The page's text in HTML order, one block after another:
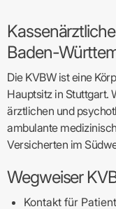
Baden-
Die KVBW ist eine
Hauptsitz in Stuttgart.
ärztlichen und
ambulante
Versicherten im
Wegweiser
Kontakt für